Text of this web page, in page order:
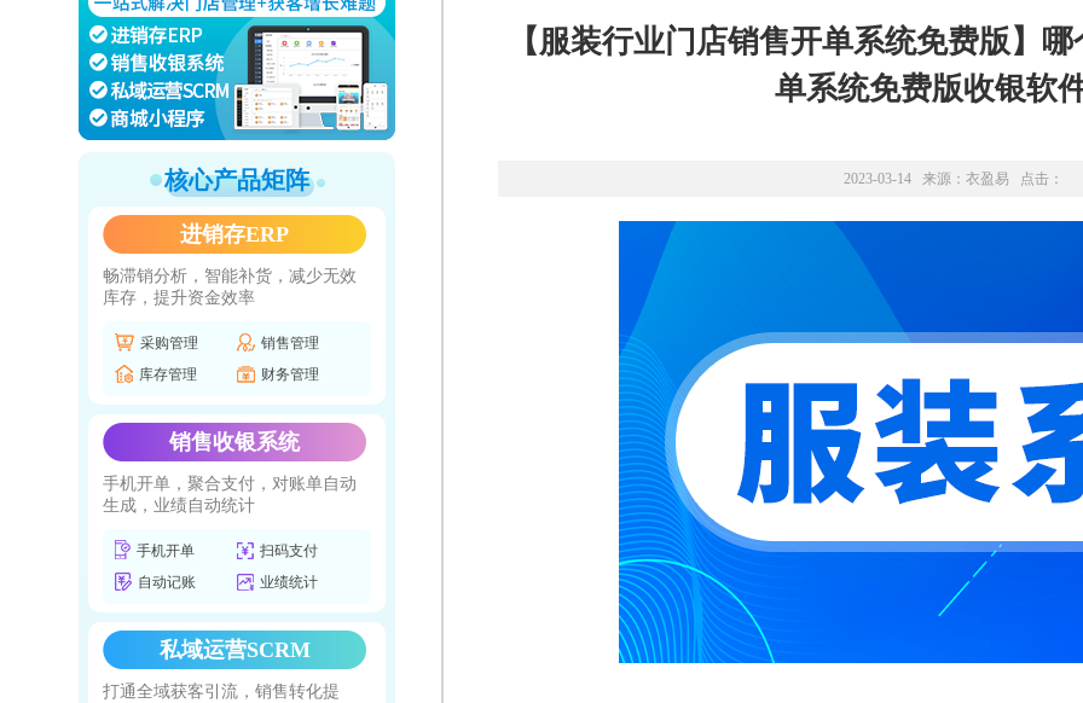
核心产品矩阵
进销存ERP
畅滞销分析，智能补货，减少无效
库存，提升资金效率
采购管理
销售管理
库存管理
财务管理
销售收银系统
手机开单，聚合支付，对账单自动
生成，业绩自动统计
手机开单
扫码支付
自动记账
业绩统计
私域运营SCRM
打通全域获客引流，销售转化提
【服装行业门店销售开单系统免费版】
单系统免费版收银软
2023-03-14 来源： 衣盈易 点击：